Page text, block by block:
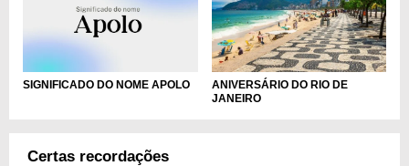
SIGNIFICADO DO NOME APOLO
ANIVERSÁRIO DO RIO DE
JANEIRO
Certas recordações